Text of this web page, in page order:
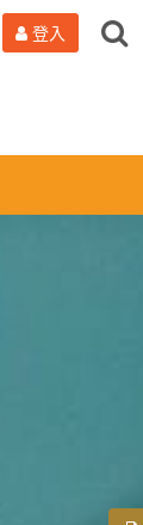
登入